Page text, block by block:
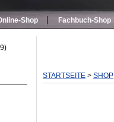
Shop Fachbuch-Shop
STARTSEITE > SHOP